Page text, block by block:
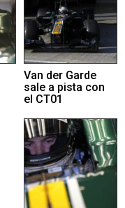
Van der Garde
sale a pista con
el CT01